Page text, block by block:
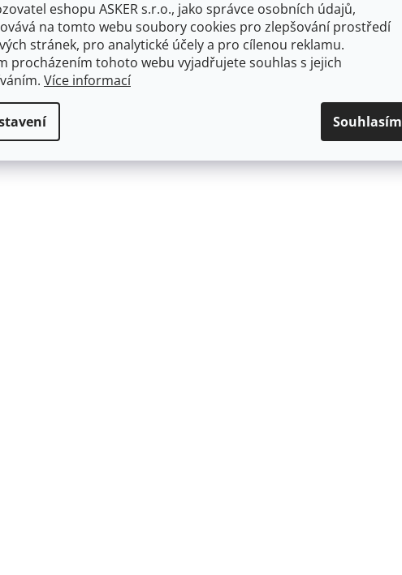
eshopu ASKER s.r.o., jako správce osobních údajů,
na tomto webu soubory cookies pro zlepšování prostředí
stránek, pro analytické účely a pro cílenou reklamu.
procházením tohoto webu vyjadřujete souhlas s jejich
Více informací
Souhlasím